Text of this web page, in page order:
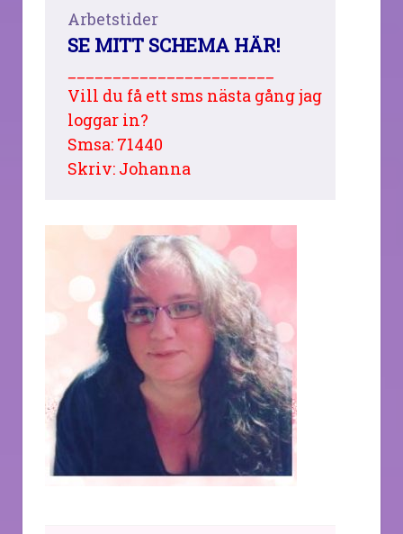
Arbetstider
SE MITT SCHEMA HÄR!
Vill du få ett sms nästa gång jag
loggar in?
Smsa: 71440
Skriv: Johanna